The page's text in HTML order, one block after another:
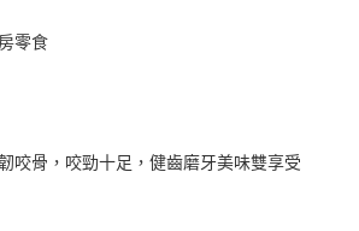
華泰商業銀行
遠東國際商業銀行
零食
咬骨，咬勁十足，健齒磨牙美味雙享受